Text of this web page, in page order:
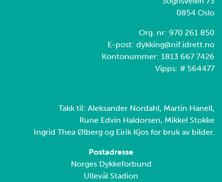
0854 Oslo
Org. nr: 970 261 850
E-post: dykking@nif.idrett.no
Kontonummer: 1813 667 7426
Vipps: # 564477
Takk til: Aleksander Nordahl, Martin Hanell,
Rune Edvin Haldorsen, Mikkel Stokke
Ingrid Thea Ølberg og Eirik Kjos for bruk av bilder.
Postadresse
Norges Dykkeforbund
Ullevål Stadion